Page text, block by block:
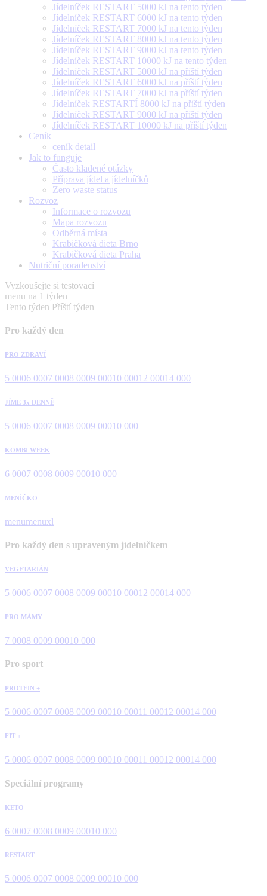
Jídelníček RESTART 5000 kJ na tento týden
Jídelníček RESTART 6000 kJ na tento týden
Jídelníček RESTART 7000 kJ na tento týden
Jídelníček RESTART 8000 kJ na tento týden
Jídelníček RESTART 9000 kJ na tento týden
Jídelníček RESTART 10000 kJ na tento týden
Jídelníček RESTART 5000 kJ na příští týden
Jídelníček RESTART 6000 kJ na příští týden
Jídelníček RESTART 7000 kJ na příští týden
Jídelníček RESTARTÍ 8000 kJ na příští týden
Jídelníček RESTART 9000 kJ na příští týden
Jídelníček RESTART 10000 kJ na příští týden
Ceník
ceník detail
Jak to funguje
Často kladené otázky
Příprava jídel a jídelníčků
Zero waste status
Rozvoz
Informace o rozvozu
Mapa rozvozu
Odběrná místa
Krabičková dieta Brno
Krabičková dieta Praha
Nutriční poradenství
Vyzkoušejte si testovací
menu na 1 týden
Tento týden Příští týden
Pro každý den
PRO ZDRAVÍ
5 0006 0007 0008 0009 00010 00012 00014 000
JÍME 3x DENNĚ
5 0006 0007 0008 0009 00010 000
KOMBI WEEK
6 0007 0008 0009 00010 000
MENÍČKO
menumenuxl
Pro každý den s upraveným jídelníčkem
VEGETARIÁN
5 0006 0007 0008 0009 00010 00012 00014 000
PRO MÁMY
7 0008 0009 00010 000
Pro sport
PROTEIN +
5 0006 0007 0008 0009 00010 00011 00012 00014 000
FIT +
5 0006 0007 0008 0009 00010 00011 00012 00014 000
Speciální programy
KETO
6 0007 0008 0009 00010 000
RESTART
5 0006 0007 0008 0009 00010 000